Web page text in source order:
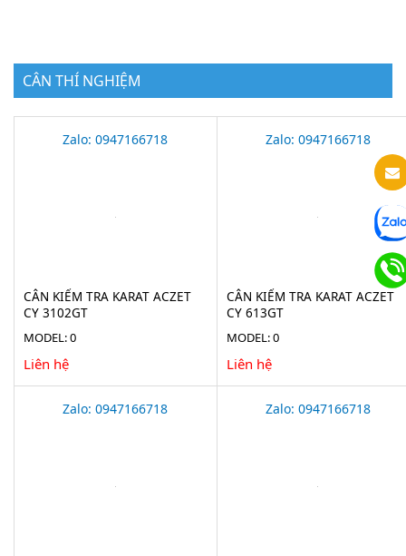
CÂN THÍ NGHIỆM
Zalo: 0947166718
CÂN KIỂM TRA KARAT ACZET
CY 3102GT
MODEL: 0
Liên hệ
Zalo: 0947166718
CÂN KIỂM TRA KARAT ACZET
CY 613GT
MODEL: 0
Liên hệ
Zalo: 0947166718 Zalo: 0947166718